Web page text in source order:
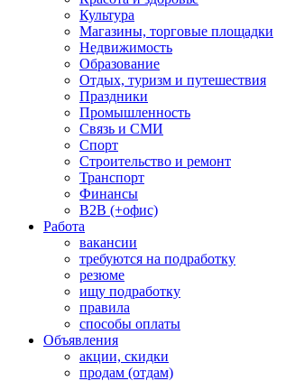
Культура
Магазины, торговые площадки
Недвижимость
Образование
Отдых, туризм и путешествия
Праздники
Промышленность
Связь и СМИ
Спорт
Строительство и ремонт
Транспорт
Финансы
B2B (+офис)
Работа
вакансии
требуются на подработку
резюме
ищу подработку
правила
способы оплаты
Объявления
акции, скидки
продам (отдам)